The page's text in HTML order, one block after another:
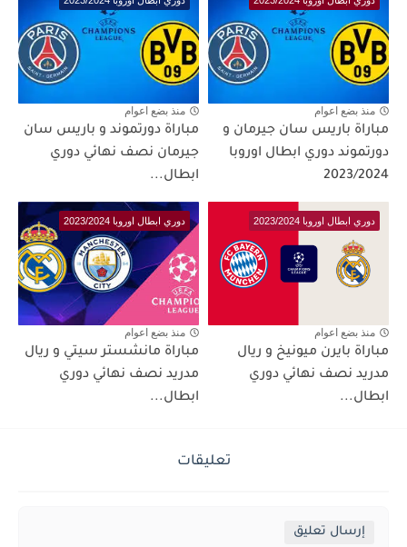
منذ بضع اعوام
مباراة باريس سان جيرمان و
دورتموند دوري ابطال اوروبا
2023/2024
منذ بضع اعوام
مباراة دورتموند و باريس سان
جيرمان نصف نهائي دوري
ابطال...
دوري ابطال اوروبا 2023/2024
منذ بضع اعوام
مباراة بايرن ميونيخ و ريال
مدريد نصف نهائي دوري
ابطال...
دوري ابطال اوروبا 2023/2024
منذ بضع اعوام
مباراة مانشستر سيتي و ريال
مدريد نصف نهائي دوري
ابطال...
تعليقات
إرسال تعليق